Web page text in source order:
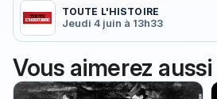
TOUTE L'HISTOIRE
Jeudi 4 juin à 13h33
Vous aimerez aussi